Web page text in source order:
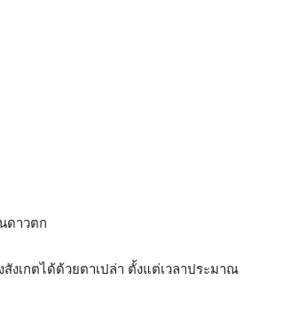
ดาวตก
งเกตได้ด้วยตาเปล่า ตั้งแต่เวลาประมาณ